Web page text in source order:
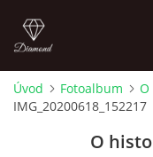
LETNÍ KINO NA HRADĚ
Úvod Fotoalbum
O
IMG_20200618_152217
O